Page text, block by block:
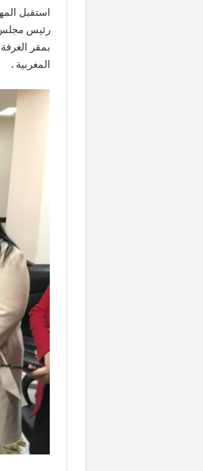
استقبل
رئيس مجلس
بمقر
المغربية .